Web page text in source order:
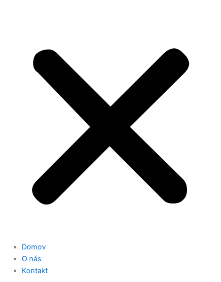
Domov
O nás
Kontakt